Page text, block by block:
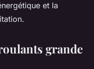
et la
grande